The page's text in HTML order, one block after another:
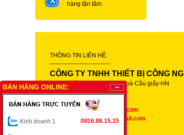
hàng tận tâm.
THÔNG TIN LIÊN HỆ:
-------------------------------
CÔNG TY TNHH THIẾT BỊ CÔNG
Trụ sở: số 124 ngõ 79 Yên Hoà-Cầu giấy-HN
Kinh doanh 1 :0816.861.515
Kinh doanh 2 :0836.861.515
tthkinhdoanh@gmail.com
Email:
tthkinhdoanh01@gmail.com
BÁN HÀNG ONLINE:
0816.86.15.15
Kinh doanh 1